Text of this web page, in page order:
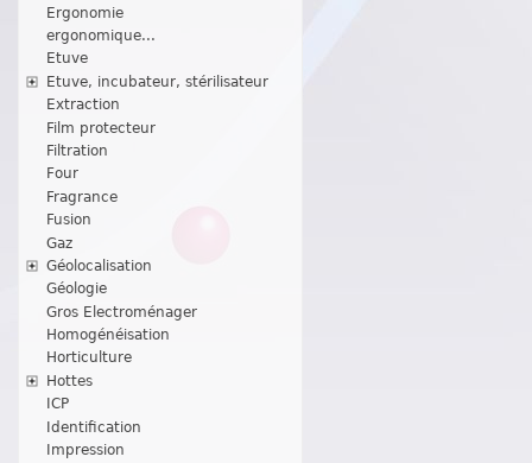
Ergonomie
ergonomique...
Etuve
Etuve, incubateur, stérilisateur
Extraction
Film protecteur
Filtration
Four
Fragrance
Fusion
Gaz
Géolocalisation
Géologie
Gros Electroménager
Homogénéisation
Horticulture
Hottes
ICP
Identification
Impression